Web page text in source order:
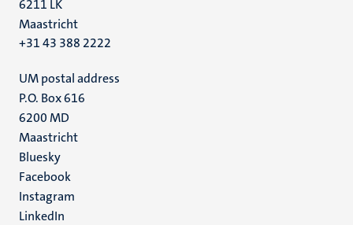
6211 LK
Maastricht
+31 43 388 2222
UM postal address
P.O. Box 616
6200 MD
Maastricht
Social
media
Bluesky
Facebook
Instagram
LinkedIn